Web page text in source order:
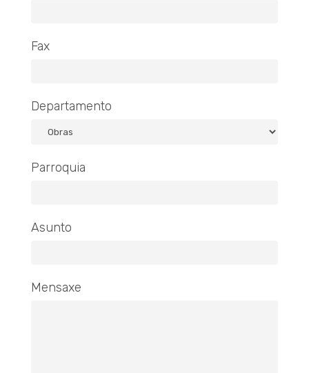
Fax
Departamento
Parroquia
Asunto
Mensaxe